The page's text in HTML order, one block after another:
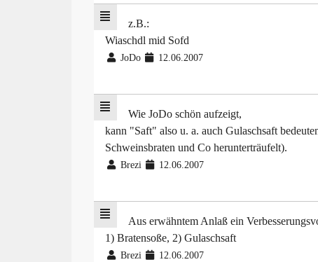
z.B.:
Wiaschdl mid Sofd
JoDo 12.06.2007
Wie JoDo schön aufzeigt,
kann "Saft" also u. a. auch Gulaschsaft
Schweinsbraten und Co herunterträufelt).
Brezi 12.06.2007
Aus erwähntem Anlaß ein
1) Bratensoße, 2) Gulaschsaft
Brezi 12.06.2007